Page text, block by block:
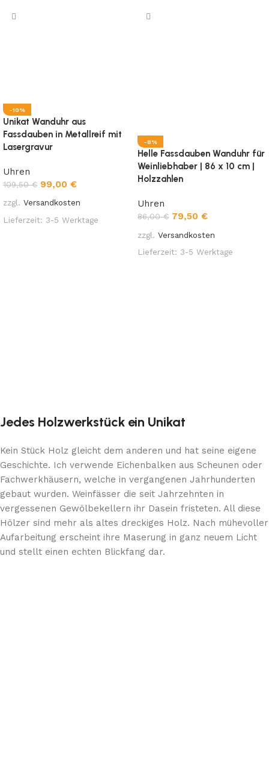
-10%
Unikat Wanduhr aus
Fassdauben in Metallreif mit
Lasergravur
Uhren
109,50€ 99,00 €
zzgl. Versandkosten
Lieferzeit: 3-5 Werktage
-8%
Helle Fassdauben Wanduhr für
Weinliebhaber | 86 x 10 cm |
Holzzahlen
Uhren
86,00€ 79,50 €
zzgl. Versandkosten
Lieferzeit: 3-5 Werktage
Jedes Holzwerkstück ein Unikat
Kein Stück Holz gleicht dem anderen und hat seine eigene
Geschichte. Ich verwende Eichenbalken aus Scheunen oder
Fachwerkhäusern, welche in vergangenen Jahrhunderten
gebaut wurden. Weinfässer die seit Jahrzehnten in
vergessenen Gewölbekellern ihr Dasein fristeten. All diese
Hölzer sind mehr als altes dreckiges Holz. Nach mühevoller
Aufarbeitung erscheint ihre Maserung in ganz neuem Licht
und stellt einen echten Blickfang dar.